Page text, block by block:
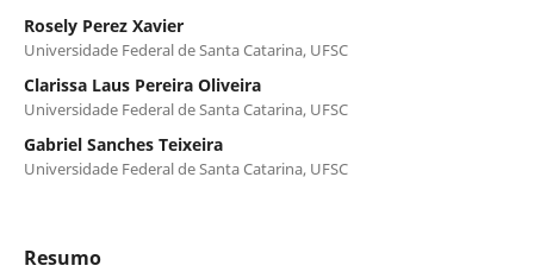
Rosely Perez Xavier
Universidade Federal de Santa Catarina, UFSC
Clarissa Laus Pereira Oliveira
Universidade Federal de Santa Catarina, UFSC
Gabriel Sanches Teixeira
Universidade Federal de Santa Catarina, UFSC
Resumo